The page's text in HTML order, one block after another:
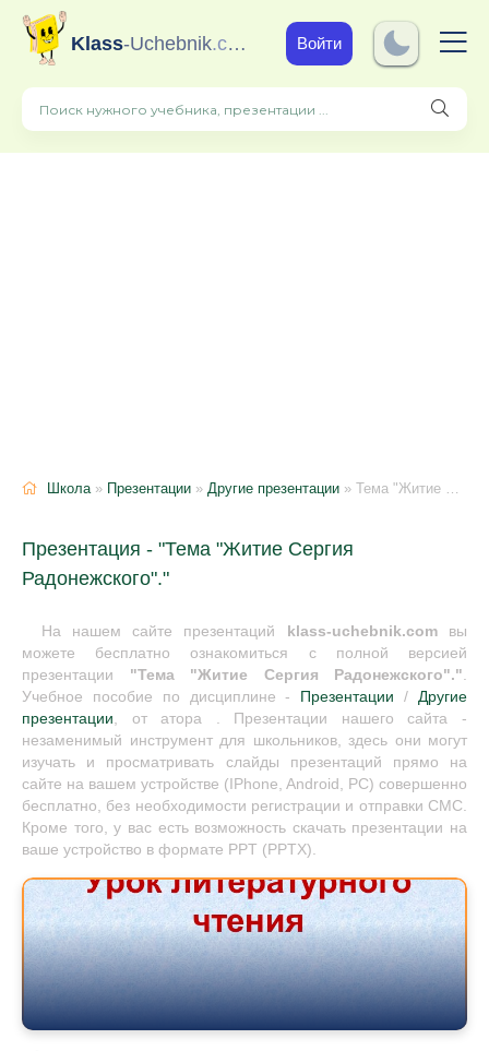
Klass-Uchebnik.com Войти
Школа» Презентации » Другие презентации » Тема "Житие Сергия Радонежского".
Презентация - "Тема "Житие Сергия
Радонежского"."
На нашем сайте презентаций klass-uchebnik.comвы
можете бесплатно ознакомиться с полной версией
презентации "Тема "Житие Сергия Радонежского".".
Учебное пособие по дисциплине -
Презентации /Другие
презентации, от атора . Презентации нашего сайта -
незаменимый инструмент для школьников, здесь они могут
изучать и просматривать слайды презентаций прямо на
сайте на вашем устройстве (IPhone, Android, PC) совершенно
бесплатно, без необходимости регистрации и отправки СМС.
Кроме того, у вас есть возможность скачать презентации на
ваше устройство в формате PPT (PPTX).